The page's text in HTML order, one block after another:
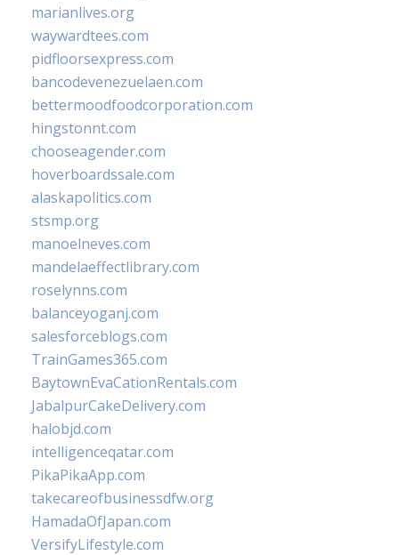
marianlives.org
waywardtees.com
pidfloorsexpress.com
bancodevenezuelaen.com
bettermoodfoodcorporation.com
hingstonnt.com
chooseagender.com
hoverboardssale.com
alaskapolitics.com
stsmp.org
manoelneves.com
mandelaeffectlibrary.com
roselynns.com
balanceyoganj.com
salesforceblogs.com
TrainGames365.com
BaytownEvaCationRentals.com
JabalpurCakeDelivery.com
halobjd.com
intelligenceqatar.com
PikaPikaApp.com
takecareofbusinessdfw.org
HamadaOfJapan.com
VersifyLifestyle.com